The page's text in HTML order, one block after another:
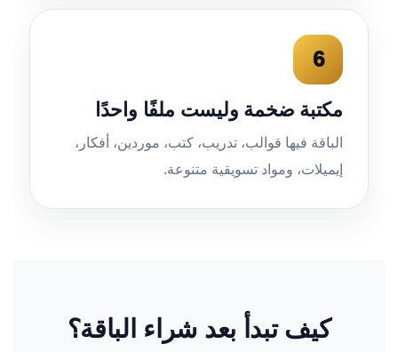
6
مكتبة ضخمة وليست ملفًا واحدًا
الباقة فيها قوالب، تدريب، كتب، موردين، أفكار،
إيميلات، ومواد تسويقية متنوعة.
كيف تبدأ بعد شراء الباقة؟